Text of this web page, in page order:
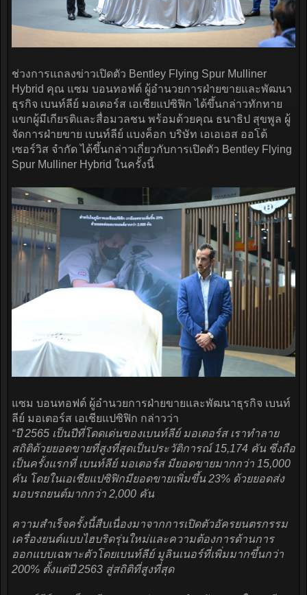
ช่วงการแถลงข่าวเปิดตัว Bentley Flying Spur Mulliner
Hybrid คุณ แซม บอนทอฟต์ ผู้อำนวยการฝ่ายขายและพัฒนา
ธุรกิจ เบนท์ลีย์ มอเตอร์ส เอเชียแปซิฟิก ได้ขึ้นกล่าวทักทาย
แขกผู้มีเกียรติและสื่อมวลชน พร้อมด้วยคุณ ธนาธิป สุขพูล ผู้
จัดการฝ่ายขาย เบนท์ลีย์ แบงค็อก บริษัท เอเอเอส ออโต้
เซอร์วิส จำกัด ได้ขึ้นกล่าวเกี่ยวกับการเปิดตัว Bentley Flying
Spur Mulliner Hybrid ในครั้งนี้
แซม บอนทอฟต์ ผู้อำนวยการฝ่ายขายและพัฒนาธุรกิจ เบนท์
ลีย์ มอเตอร์ส เอเชียแปซิฟิก กล่าวว่า
“ปี 2565 เป็นปีที่โดดเด่นของเบนท์ลีย์ มอเตอร์ส เราทำลาย
สถิติด้วยยอดขายที่สูงที่สุดเป็นประวัติการณ์ 15,174 คัน ซึ่งถือ
เป็นครั้งแรกที่ เบนท์ลีย์ มอเตอร์ส มียอดขายมากกว่า 15,000
คัน โดยในเอเชียแปซิฟิกมียอดขายเพิ่มขึ้น 23% ด้วยยอดส่ง
มอบรถยนต์มากกว่า 2,000 คัน
ความสำเร็จครั้งนี้สืบเนื่องมาจากการเปิดตัวอัครยนตรกรรม
เครื่องยนต์แบบไฮบริดรุ่นใหม่และความต้องการด้านการ
ออกแบบเฉพาะตัวโดยเบนท์ลีย์ มูลินเนอร์ที่เพิ่มมากขึ้นกว่า
200% ตั้งแต่ปี 2563 สู่สถิติที่สูงที่สุด